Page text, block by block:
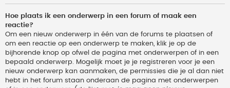
Hoe plaats ik een onderwerp in een forum of maak een
reactie?
Om een nieuw onderwerp in één van de forums te plaatsen of
om een reactie op een onderwerp te maken, klik je op de
bijhorende knop op ofwel de pagina met onderwerpen of in een
bepaald onderwerp. Mogelijk moet je je registreren voor je een
nieuw onderwerp kan aanmaken, de permissies die je al dan niet
hebt in het forum staan onderaan de pagina met onderwerpen